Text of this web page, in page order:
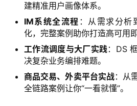
建精准用户画像体系。
IM系统全流程 ：从需求分析
化，完整案例助你打造高可用
工作流调度与大厂实践：DS
决复杂业务编排难题。
商品交易、外卖平台实战：从
全链路案例让你“一看就懂”。